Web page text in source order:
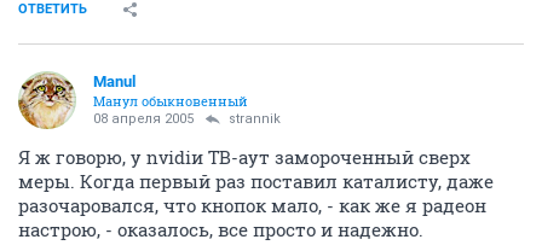
ОТВЕТИТЬ
Manul
Манул обыкновенный
08 апреля 2005 strannik
Я ж говорю, у nvidiи ТВ-аут замороченный сверх
меры. Когда первый раз поставил каталисту, даже
разочаровался, что кнопок мало, - как же я радеон
настрою, - оказалось, все просто и надежно.